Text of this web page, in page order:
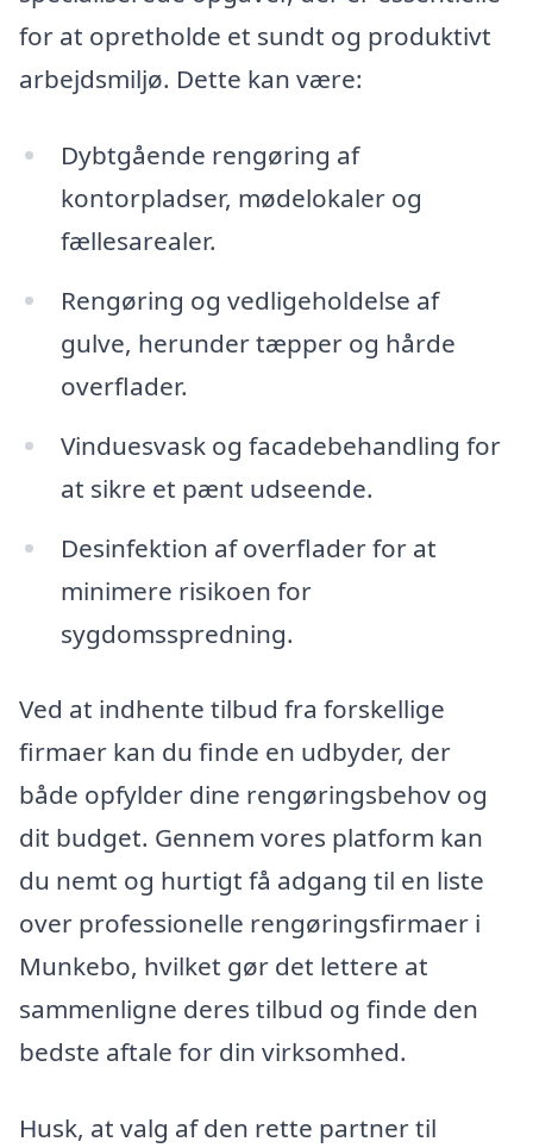
for at opretholde et sundt og produktivt
arbejdsmiljø. Dette kan være:
Dybtgående rengøring af
kontorpladser, mødelokaler og
fællesarealer.
Rengøring og vedligeholdelse af
gulve, herunder tæpper og hårde
overflader.
Vinduesvask og facadebehandling for
at sikre et pænt udseende.
Desinfektion af overflader for at
minimere risikoen for
sygdomsspredning.
Ved at indhente tilbud fra forskellige
firmaer kan du finde en udbyder, der
både opfylder dine rengøringsbehov og
dit budget. Gennem vores platform kan
du nemt og hurtigt få adgang til en liste
over professionelle rengøringsfirmaer i
Munkebo, hvilket gør det lettere at
sammenligne deres tilbud og finde den
bedste aftale for din virksomhed.
Husk, at valg af den rette partner til